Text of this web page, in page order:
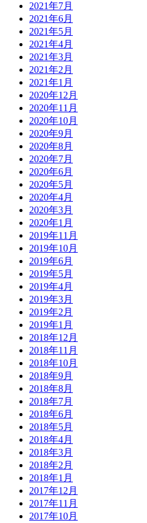
2021年7月
2021年6月
2021年5月
2021年4月
2021年3月
2021年2月
2021年1月
2020年12月
2020年11月
2020年10月
2020年9月
2020年8月
2020年7月
2020年6月
2020年5月
2020年4月
2020年3月
2020年1月
2019年11月
2019年10月
2019年6月
2019年5月
2019年4月
2019年3月
2019年2月
2019年1月
2018年12月
2018年11月
2018年10月
2018年9月
2018年8月
2018年7月
2018年6月
2018年5月
2018年4月
2018年3月
2018年2月
2018年1月
2017年12月
2017年11月
2017年10月